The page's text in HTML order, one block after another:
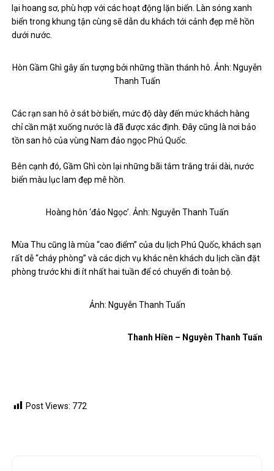
lại hoang sơ, phù hợp với các hoạt động lặn biển. Làn sóng xanh
biển trong khung tận cùng sẽ dẫn du khách tới cảnh đẹp mê hồn
dưới nước.
Hòn Gầm Ghì gây ấn tượng bởi những thần thánh hô. Ảnh: Nguyễn
Thanh Tuấn
Các rạn san hô ở sát bờ biển, mức độ dày đến mức khách hàng
chỉ cần mặt xuống nước là đã được xác định. Đây cũng là nơi bảo
tồn san hô của vùng Nam đảo ngọc Phú Quốc.
Bên cạnh đó, Gầm Ghì còn lại những bãi tắm trắng trải dài, nước
biển màu lục lam đẹp mê hồn.
Hoàng hôn ‘đảo Ngọc’. Ảnh: Nguyễn Thanh Tuấn
Mùa Thu cũng là mùa “cao điểm” của du lịch Phú Quốc, khách sạn
rất dễ “cháy phòng” và các dịch vụ khác nên khách du lịch cần đặt
phòng trước khi đi ít nhất hai tuần để có chuyến đi toàn bộ.
Ảnh: Nguyễn Thanh Tuấn
Thanh Hiền – Nguyễn Thanh Tuấn
Post Views: 772